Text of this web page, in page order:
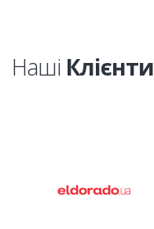
Наші Клієнти